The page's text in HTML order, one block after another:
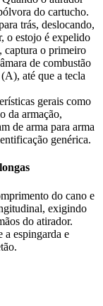
do cartucho.
trás, deslocando,
o estojo é expelido
captura o primeiro
de combustão
até que a tecla
gerais como
da armação,
de arma para arma
genérica.
do cano e
exigindo
do atirador.
a espingarda e